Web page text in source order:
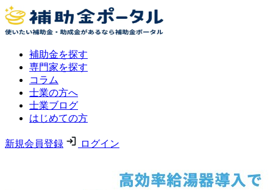
補助金を探す
専門家を探す
コラム
士業の方へ
士業ブログ
はじめての方
新規会員登録 ログイン